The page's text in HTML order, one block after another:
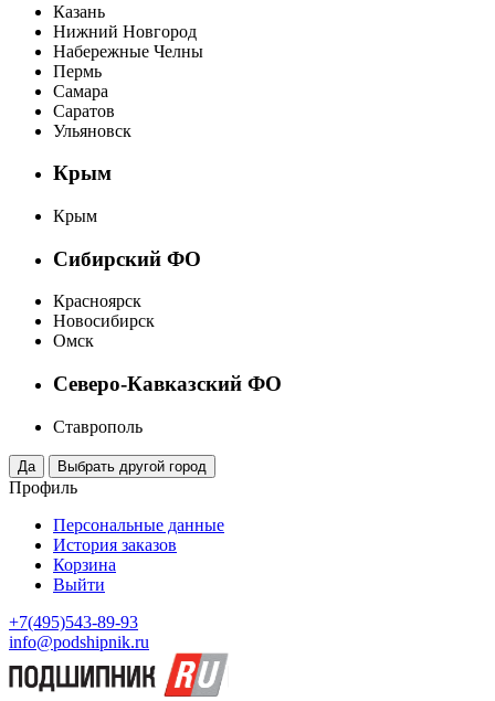
Казань
Нижний Новгород
Набережные Челны
Пермь
Самара
Саратов
Ульяновск
Крым
Крым
Сибирский ФО
Красноярск
Новосибирск
Омск
Северо-Кавказский ФО
Ставрополь
Профиль
Персональные данные
История заказов
Корзина
Выйти
+7(495)543-89-93
info@podshipnik.ru